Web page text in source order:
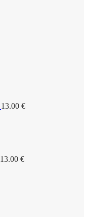
13.00 €
13.00 €